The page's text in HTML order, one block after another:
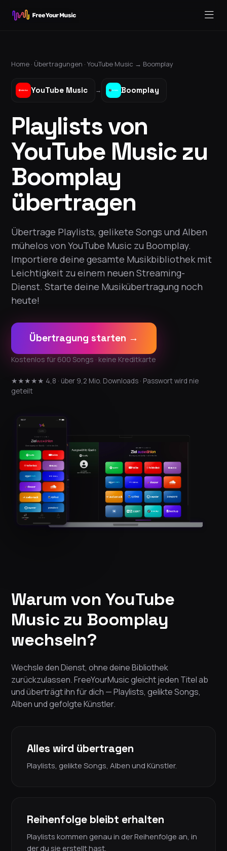
Home · Übertragungen · YouTube Music → Boomplay
YouTube Music → Boomplay
Playlists von
YouTube Music zu
Boomplay
übertragen
Übertrage Playlists, gelikete Songs und Alben
mühelos von YouTube Music zu Boomplay.
Importiere deine gesamte Musikbibliothek mit
Leichtigkeit zu einem neuen Streaming-
Dienst. Starte deine Musikübertragung noch
heute!
Übertragung starten →
Kostenlos für 600 Songs · keine Kreditkarte
★★★★★ 4,8 · über 9,2 Mio. Downloads · Passwort wird nie
geteilt
Warum von YouTube
Music zu Boomplay
wechseln?
Wechsle den Dienst, ohne deine Bibliothek
zurückzulassen. FreeYourMusic gleicht jeden Titel ab
und überträgt ihn für dich — Playlists, gelikte Songs,
Alben und gefolgte Künstler.
Alles wird übertragen
Playlists, gelikte Songs, Alben und Künstler.
Reihenfolge bleibt erhalten
Playlists kommen genau in der Reihenfolge an, in
der du sie erstellt hast.